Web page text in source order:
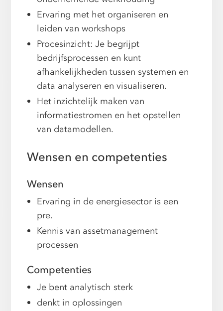
Ervaring met het organiseren en
leiden van workshops
Procesinzicht: Je begrijpt
bedrijfsprocessen en kunt
afhankelijkheden tussen systemen en
data analyseren en visualiseren.
Het inzichtelijk maken van
informatiestromen en het opstellen
van datamodellen.
Wensen en competenties
Wensen
Ervaring in de energiesector is een
pre.
Kennis van assetmanagement
processen
Competenties
Je bent analytisch sterk
denkt in oplossingen